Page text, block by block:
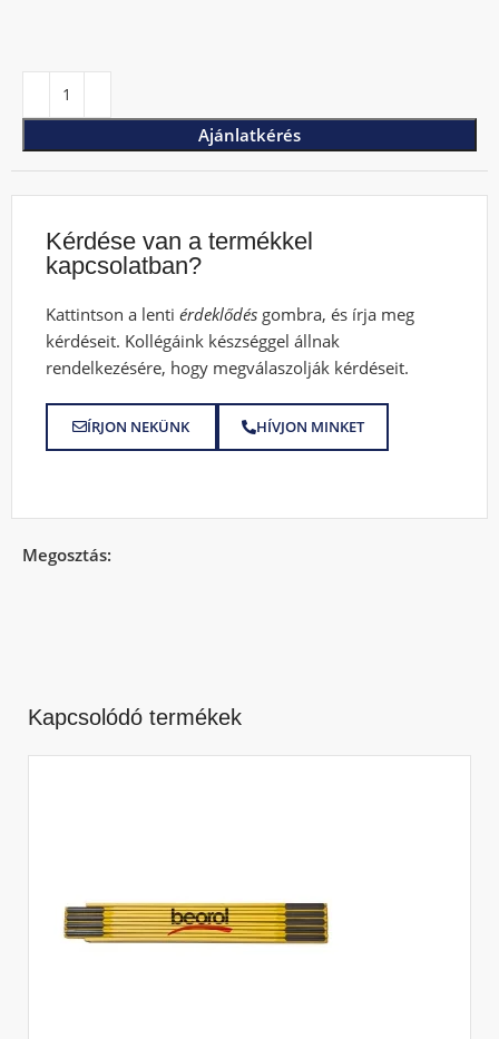
Ajánlatkérés
Kérdése van a termékkel
kapcsolatban?
Kattintson a lentiérdeklődés gombra, és írja meg
kérdéseit. Kollégáink készséggel állnak
rendelkezésére, hogy megválaszolják kérdéseit.
ÍRJON NEKÜNK HÍVJON MINKET
Megosztás:
Kapcsolódó termékek